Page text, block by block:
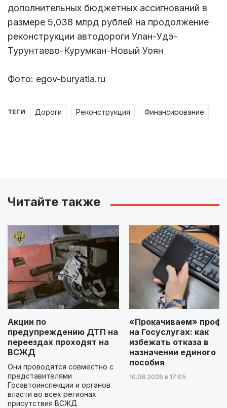
дополнительных бюджетных ассигнований в
размере 5,038 млрд рублей на продолжение
реконструкции автодороги Улан-Удэ-
Турунтаево-Курумкан-Новый Уоян
Фото: egov-buryatia.ru
ТЕГИ дороги реконструкция финансирование
Читайте также
Акции по
предупреждению ДТП на
переездах проходят на
ВСЖД
Они проводятся совместно с
представителями
Госавтоинспекции и органов
власти во всех регионах
присутствия ВСЖД
«Прокачиваем»
на Госуслугах: как
избежать отказа в
назначении единого
пособия
10.08.2026 в 17:05